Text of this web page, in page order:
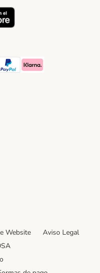
Method
Method
Payment Method
Payment Method
Klarna Payment Method
Method
Method
Website
Aviso Legal